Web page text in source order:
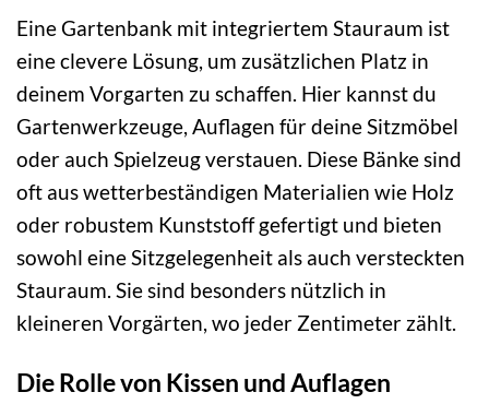
Eine Gartenbank mit integriertem Stauraum ist
eine clevere Lösung, um zusätzlichen Platz in
deinem Vorgarten zu schaffen. Hier kannst du
Gartenwerkzeuge, Auflagen für deine Sitzmöbel
oder auch Spielzeug verstauen. Diese Bänke sind
oft aus wetterbeständigen Materialien wie Holz
oder robustem Kunststoff gefertigt und bieten
sowohl eine Sitzgelegenheit als auch versteckten
Stauraum. Sie sind besonders nützlich in
kleineren Vorgärten, wo jeder Zentimeter zählt.
Die Rolle von Kissen und Auflagen